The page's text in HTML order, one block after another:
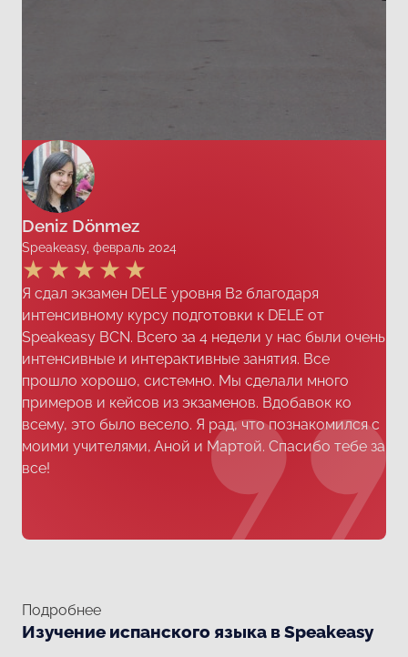
Deniz Dönmez
Speakeasy, февраль 2024
Я сдал экзамен DELE уровня B2 благодаря
интенсивному курсу подготовки к DELE от
Speakeasy BCN. Всего за 4 недели у нас были очень
интенсивные и интерактивные занятия. Все
прошло хорошо, системно. Мы сделали много
примеров и кейсов из экзаменов. Вдобавок ко
всему, это было весело. Я рад, что познакомился с
моими учителями, Аной и Мартой. Спасибо тебе за
все!
Подробнее
Изучение испанского языка в Speakeasy